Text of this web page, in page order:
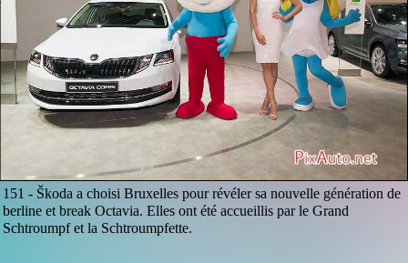
151 - Škoda a choisi Bruxelles pour révéler sa nouvelle génération de
berline et break Octavia. Elles ont été accueillis par le Grand
Schtroumpf et la Schtroumpfette.